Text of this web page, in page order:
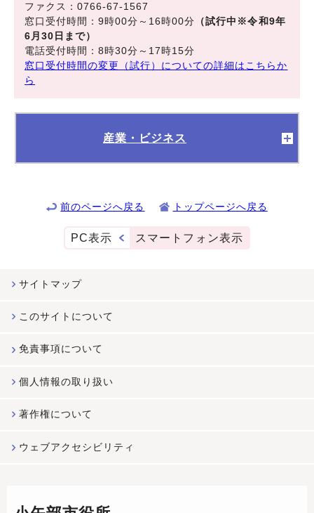
ファクス：0766-67-1567
窓口受付時間：9時00分～16時00分 （試行中※令和9年
6月30日まで）
電話受付時間：8時30分～17時15分
窓口受付時間の変更（試行）についての詳細はこちらか
ら
産業・ビジネス
前のページへ戻る トップページへ戻る
PC表示 スマートフォン表示
サイトマップ
このサイトについて
免責事項について
個人情報の取り扱い
著作権について
ウェブアクセシビリティ